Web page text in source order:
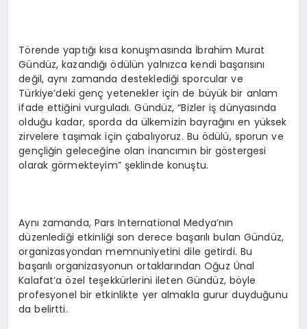
Törende yaptığı kısa konuşmasında İbrahim Murat
Gündüz, kazandığı ödülün yalnızca kendi başarısını
değil, aynı zamanda desteklediği sporcular ve
Türkiye’deki genç yetenekler için de büyük bir anlam
ifade ettiğini vurguladı. Gündüz, “Bizler iş dünyasında
olduğu kadar, sporda da ülkemizin bayrağını en yüksek
zirvelere taşımak için çabalıyoruz. Bu ödülü, sporun ve
gençliğin geleceğine olan inancımın bir göstergesi
olarak görmekteyim” şeklinde konuştu.
Aynı zamanda, Pars International Medya’nın
düzenlediği etkinliği son derece başarılı bulan Gündüz,
organizasyondan memnuniyetini dile getirdi. Bu
başarılı organizasyonun ortaklarından Oğuz Ünal
Kalafat’a özel teşekkürlerini ileten Gündüz, böyle
profesyonel bir etkinlikte yer almakla gurur duyduğunu
da belirtti.